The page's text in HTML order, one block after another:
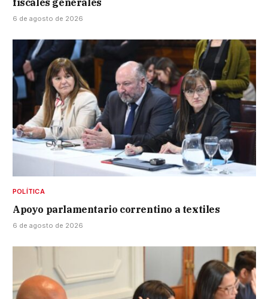
fiscales generales
6 de agosto de 2026
POLÍTICA
Apoyo parlamentario correntino a textiles
6 de agosto de 2026